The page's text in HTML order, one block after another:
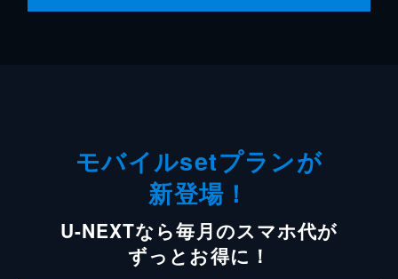
モバイルsetプランが
新登場！
U-NEXTなら毎月のスマホ代が
ずっとお得に！